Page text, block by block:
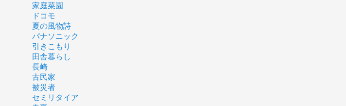
家庭菜園
ドコモ
夏の風物詩
パナソニック
引きこもり
田舎暮らし
長崎
古民家
被災者
セミリタイア